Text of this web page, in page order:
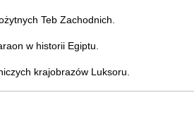
Teb Zachodnich.
w historii Egiptu.
krajobrazów Luksoru.